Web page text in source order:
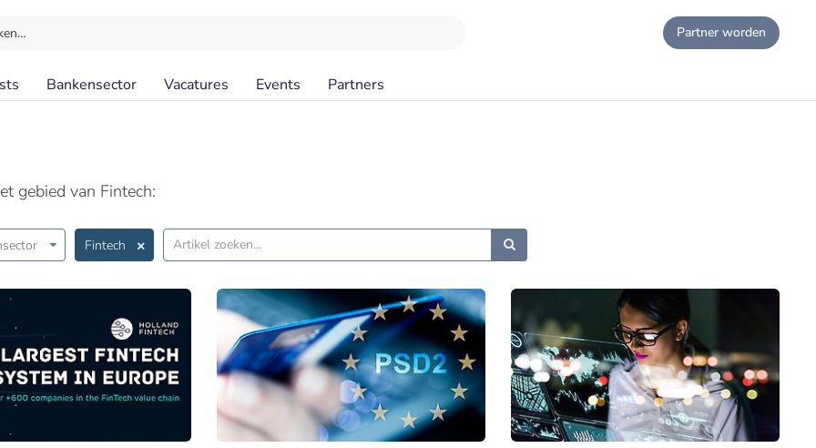
Partner worden
Bankensector Vacatures Events Partners
gebied van Fintech:
Fintech